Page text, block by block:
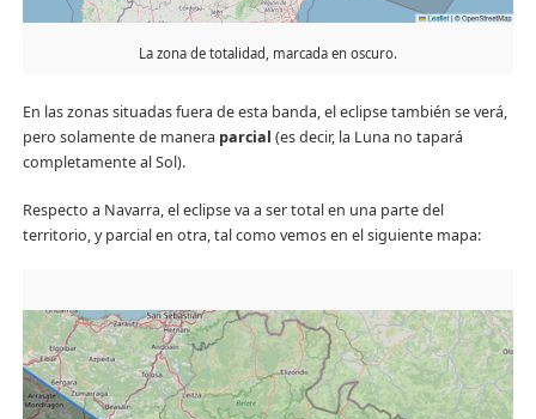
La zona de totalidad, marcada en oscuro.
En las zonas situadas fuera de esta banda, el eclipse también se verá,
pero solamente de manera parcial (es decir, la Luna no tapará
completamente al Sol).
Respecto a Navarra, el eclipse va a ser total en una parte del
territorio, y parcial en otra, tal como vemos en el siguiente mapa: